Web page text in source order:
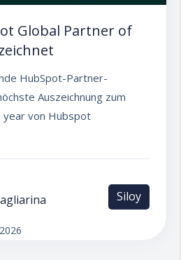
Global Partner of
HubSpot-Partner-
Auszeichnung zum
year von Hubspot
Siloy